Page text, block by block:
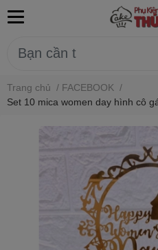
Trang chủ / FACEBOOK /
Set 10 mica women day hình cô